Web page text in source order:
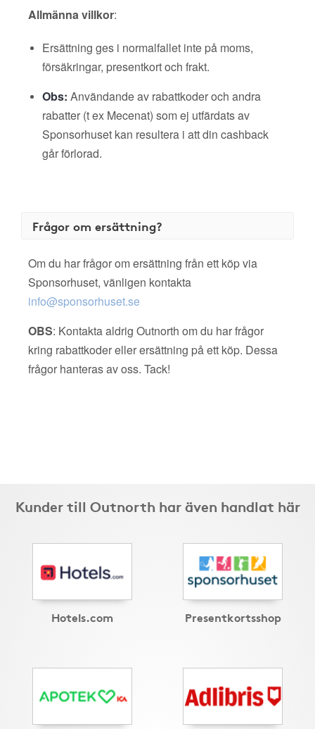
Allmänna villkor:
Ersättning ges i normalfallet inte på moms,
försäkringar, presentkort och frakt.
Obs: Användande av rabattkoder och andra
rabatter (t ex Mecenat) som ej utfärdats av
Sponsorhuset kan resultera i att din cashback
går förlorad.
Frågor om ersättning?
Om du har frågor om ersättning från ett köp via
Sponsorhuset, vänligen kontakta
info@sponsorhuset.se
OBS: Kontakta aldrig Outnorth om du har frågor
kring rabattkoder eller ersättning på ett köp. Dessa
frågor hanteras av oss. Tack!
Kunder till Outnorth har även handlat här
Hotels.com Presentkortsshop